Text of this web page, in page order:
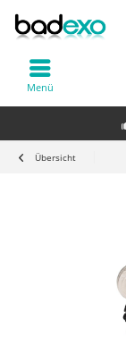
Menü
Übersicht